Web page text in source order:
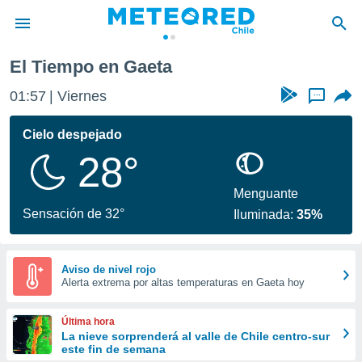
de
por
se
calidad.
a este
las
y
forma
digital
basada
El Tiempo en Gaeta
01:57 Viernes ...
Cielo despejado
28°
Sensación de 32°
Menguante
Iluminada:35%
Aviso de nivel rojo
Alerta extrema por altas temperaturas en Gaeta hoy
Última hora
La nieve sorprenderá al valle de Chile centro-sur
este fin de semana